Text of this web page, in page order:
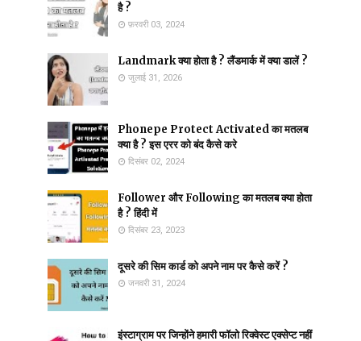
है ?
फ़रवरी 03, 2024
Landmark क्या होता है ? लैंडमार्क में क्या डालें ?
जुलाई 31, 2026
Phonepe Protect Activated का मतलब
क्या है ? इस एरर को बंद कैसे करे
दिसंबर 02, 2024
Follower और Following का मतलब क्या होता
है ? हिंदी में
दिसंबर 23, 2023
दूसरे की सिम कार्ड को अपने नाम पर कैसे करें ?
जनवरी 31, 2024
इंस्टाग्राम पर जिन्होंने हमारी फॉलो रिक्वेस्ट एक्सेप्ट नहीं